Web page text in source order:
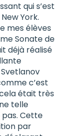
le
qui s’est
York.
mes élèves
Sonate de
déjà réalisé
c’est
cela était très
telle
pas. Cette
par